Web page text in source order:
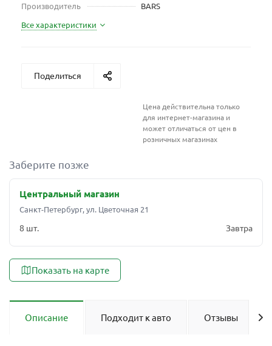
Производитель
BARS
Все характеристики
Поделиться
Цена действительна только
для интернет-магазина и
может отличаться от цен в
розничных магазинах
Заберите позже
Центральный магазин
Санкт-Петербург, ул. Цветочная 21
8 шт. Завтра
Показать на карте
Описание Подходит к авто Отзывы